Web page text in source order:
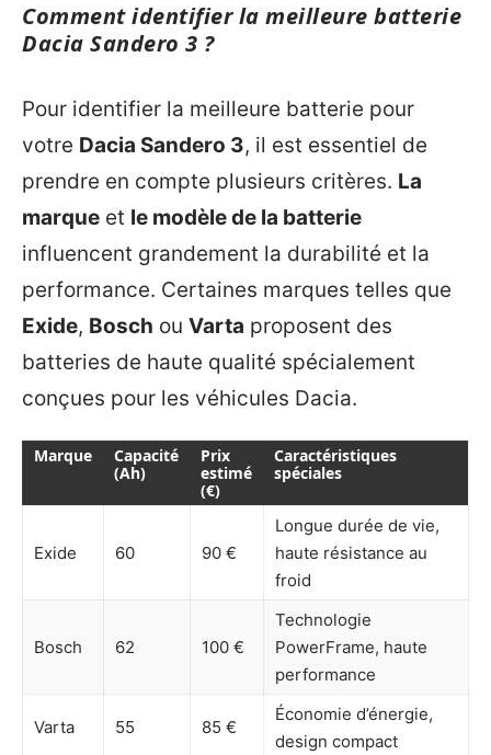
Comment identifier la meilleure batterie
Dacia Sandero 3 ?
Pour identifier la meilleure batterie pour
votre Dacia Sandero 3, il est essentiel de
prendre en compte plusieurs critères. La
marque et le modèle de la batterie
influencent grandement la durabilité et la
performance. Certaines marques telles que
Exide, Bosch ou Varta proposent des
batteries de haute qualité spécialement
conçues pour les véhicules Dacia.
Marque
Capacité
(Ah)
Prix
estimé
(€)
Caractéristiques
spéciales
Exide 60 90 €
Longue durée de vie,
haute résistance au
froid
Bosch 62 100 €
Technologie
PowerFrame, haute
performance
Varta 55 85 €
Économie d’énergie,
design compact